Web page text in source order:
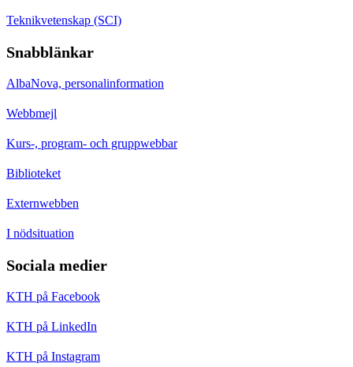
Teknikvetenskap (SCI)
Snabblänkar
AlbaNova, personalinformation
Webbmejl
Kurs-, program- och gruppwebbar
Biblioteket
Externwebben
I nödsituation
Sociala medier
KTH på Facebook
KTH på LinkedIn
KTH på Instagram